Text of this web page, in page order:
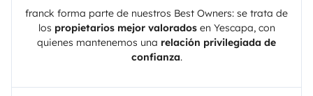
franck forma parte de nuestros Best Owners: se trata de
los propietarios mejor valoradosen Yescapa, con
quienes mantenemos una relación privilegiada de
confianza.